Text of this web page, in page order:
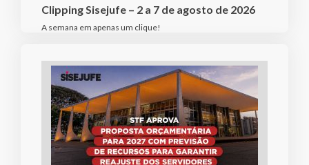
Clipping Sisejufe – 2 a 7 de agosto de 2026
A semana em apenas um clique!